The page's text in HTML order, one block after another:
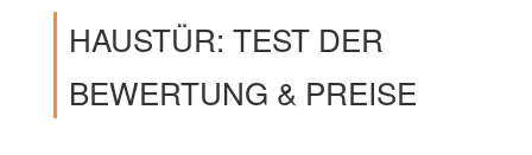
HAUSTÜR: TEST DER
BEWERTUNG & PREISE